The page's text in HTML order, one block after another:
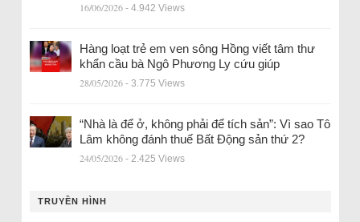
16/06/2026 - 4.942 Views
Hàng loạt trẻ em ven sông Hồng viết tâm thư
khẩn cầu bà Ngô Phương Ly cứu giúp
28/05/2026 - 3.775 Views
“Nhà là để ở, không phải để tích sản”: Vì sao Tô
Lâm không đánh thuế Bất Động sản thứ 2?
24/05/2026 - 2.425 Views
TRUYỀN HÌNH